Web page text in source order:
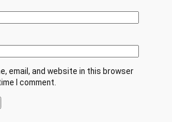
email, and website in this browser
I comment.